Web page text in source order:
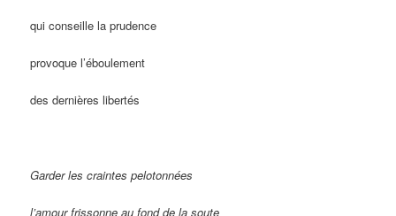
qui conseille la prudence
provoque l’éboulement
des dernières libertés
Garder les craintes pelotonnées
l’amour frissonne au fond de la soute